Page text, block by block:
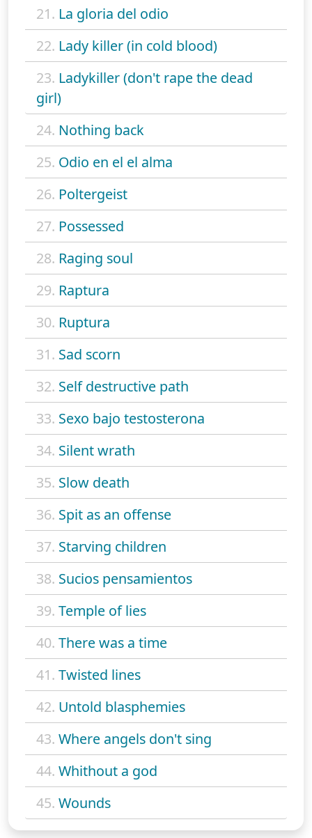
21. La gloria del odio
22. Lady killer (in cold blood)
23. Ladykiller (don't rape the dead
girl)
24. Nothing back
25. Odio en el el alma
26. Poltergeist
27. Possessed
28. Raging soul
29. Raptura
30. Ruptura
31. Sad scorn
32. Self destructive path
33. Sexo bajo testosterona
34. Silent wrath
35. Slow death
36. Spit as an offense
37. Starving children
38. Sucios pensamientos
39. Temple of lies
40. There was a time
41. Twisted lines
42. Untold blasphemies
43. Where angels don't sing
44. Whithout a god
45. Wounds